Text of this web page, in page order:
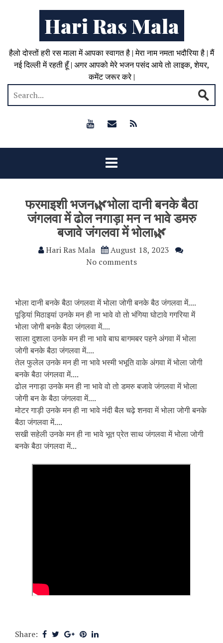
Hari Ras Mala
हैलो दोस्तों हरी रस माला में आपका स्वागत है | मेरा नाम नमता भदौरिया है | मैं
नई दिल्ली में रहती हूँ | अगर आपको मेरे भजन पसंद आये तो लाइक, शेयर,
कमेंट जरूर करे |
फरमाइशी भजन🌿भोला दानी बनके बैठा
जंगलवा में ढोल नगाड़ा मन न भावे डमरु
बजावे जंगलवा में भोला🌿
Hari Ras Mala
August 18, 2023
No comments
भोला दानी बनके बैठा जंगलवा में भोला जोगी बनके बैठ जंगलवा में....
पूड़ियां मिठाइयां उनके मन ही ना भावे वो तो भंगिया घोटावे गगरिया में
भोला जोगी बनके बैठा जंगलवा में....
साला दुशाला उनके मन ही ना भावे बाघ बागमबर पहने अंगवा में भोला
जोगी बनके बैठा जंगलवा में....
तेल फुलेल उनके मन ही ना भावे भस्मी भभूति वाके अंगवा में भोला जोगी
बनके बैठा जंगलवा में....
ढोल नगाड़ा उनके मन ही ना भावे वो तो डमरु बजावे जंगलवा में भोला
जोगी बन के बैठा जंगलवा में....
मोटर गाड़ी उनके मन ही ना भावे नंदी बैल चढ़े शनवा में भोला जोगी बनके
बैठा जंगलवा में....
सखी सहेली उनके मन ही ना भावे भूत प्रेत साथ जंगलवा में भोला जोगी
बनके बैठा जंगलवा में...
Share: